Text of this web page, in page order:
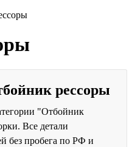
рессоры
"Отбойник
Все детали
без пробега по РФ и